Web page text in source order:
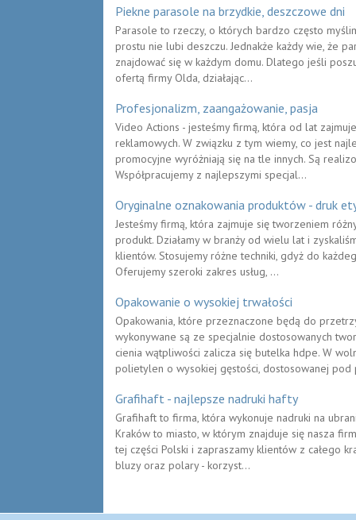
Piekne parasole na brzydkie, deszczowe dni
Parasole to rzeczy, o których bardzo często
prostu nie lubi deszczu. Jednakże każdy wie, że
znajdować się w każdym domu. Dlatego jeśli
ofertą firmy Olda, działając...
Profesjonalizm, zaangażowanie, pasja
Video Actions - jesteśmy firmą, która od lat
reklamowych. W związku z tym wiemy, co jest
promocyjne wyróżniają się na tle innych. Są
Współpracujemy z najlepszymi specjal...
Oryginalne oznakowania produktów - druk
Jesteśmy firmą, która zajmuje się tworzeniem
produkt. Działamy w branży od wielu lat i
klientów. Stosujemy różne techniki, gdyż do
Oferujemy szeroki zakres usług, ...
Opakowanie o wysokiej trwałości
Opakowania, które przeznaczone będą do
wykonywane są ze specjalnie dostosowanych
cienia wątpliwości zalicza się butelka hdpe. W
polietylen o wysokiej gęstości, dostosowanej pod
Grafihaft - najlepsze nadruki hafty
Grafihaft to firma, która wykonuje nadruki na
Kraków to miasto, w którym znajduje się nasza
tej części Polski i zapraszamy klientów z całego
bluzy oraz polary - korzyst...